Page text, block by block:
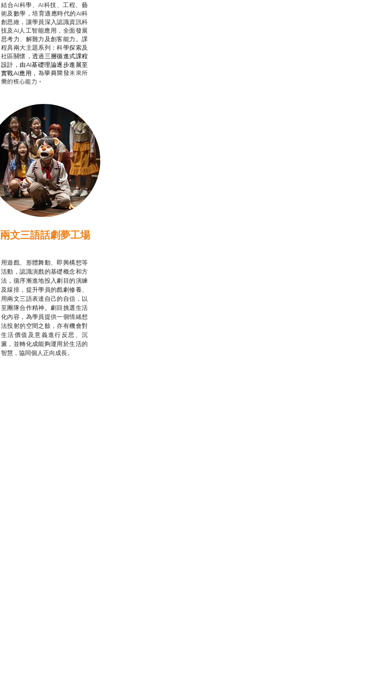
結合AI科學、AI科技、工程、藝
術及數學，培育適應時代的AI科
創思維，讓學員深入認識資訊科
技及AI人工智能應用，全面發展
思考力、解難力及創客能力。課
程具兩大主題系列：科學探索及
社區關懷，透過 三層循進式課程
設計， 由AI基礎理論逐步進展至
實戰AI應用， 為學員開發未來所
需的核心能力。
兩文三語話劇夢工場
用遊戲、形體舞動、即興構想等
活動，認識演戲的基礎概念和方
法，循序漸進地投入劇目的演練
及綵排，提升學員的戲劇修養、
用兩文三語表達自己的自信，以
至團隊合作精神。劇目挑選生活
化內容，為學員提供一個情緒想
法投射的空間之餘，亦有機會對
生活價值及意義進行反思、沉
澱，並轉化成能夠運用於生活的
智慧，協同個人正向成長。